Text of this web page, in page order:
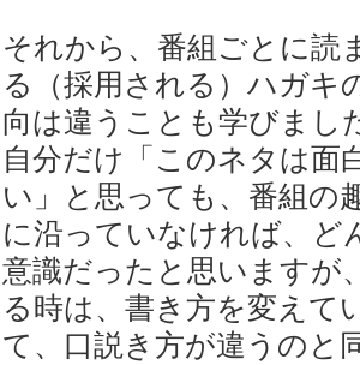
それから、番組ごとに読
る（採用される）ハガキ
向は違うことも学びまし
自分だけ「このネタは面
い」と思っても、番組の
に沿っていなければ、ど
意識だったと思いますが
る時は、書き方を変えて
て、口説き方が違うのと